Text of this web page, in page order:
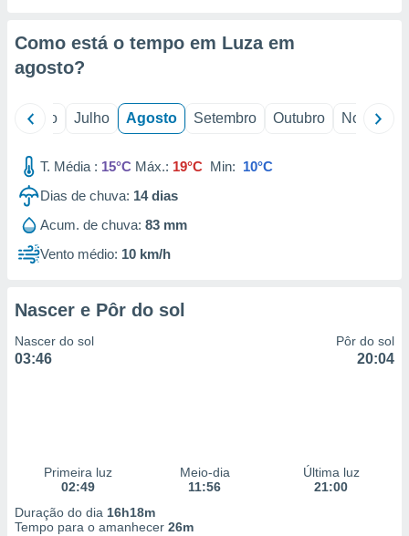
através
estudos
de
Como está o tempo em Luza em
agosto?
Junho Julho Agosto Setembro Outubro Novembro
T. Média : 15°C Máx.: 19°C Min: 10°C
Dias de chuva: 14dias
Acum. de chuva: 83 mm
Vento médio: 10 km/h
Nascer e Pôr do sol
Nascer do sol
03:46
Pôr do sol
20:04
Primeira luz
02:49
Meio-dia
11:56
Última luz
21:00
Duração do dia 16h18m
Tempo para o amanhecer 26m